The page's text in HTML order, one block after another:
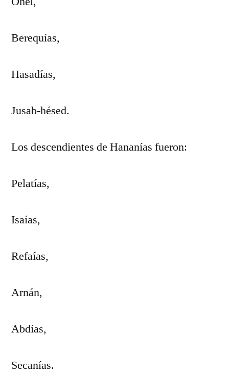
Berequías,
Hasadías,
Jusab-hésed.
Los descendientes de Hananías fueron:
Pelatías,
Isaías,
Refaías,
Arnán,
Abdías,
Secanías.